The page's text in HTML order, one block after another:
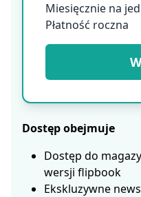
Miesięcznie na
Płatność roczna
Dostęp obejmuje
Dostęp do
wersji flipbook
Ekskluzywne